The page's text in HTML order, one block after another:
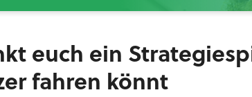
euch ein
fahren könnt